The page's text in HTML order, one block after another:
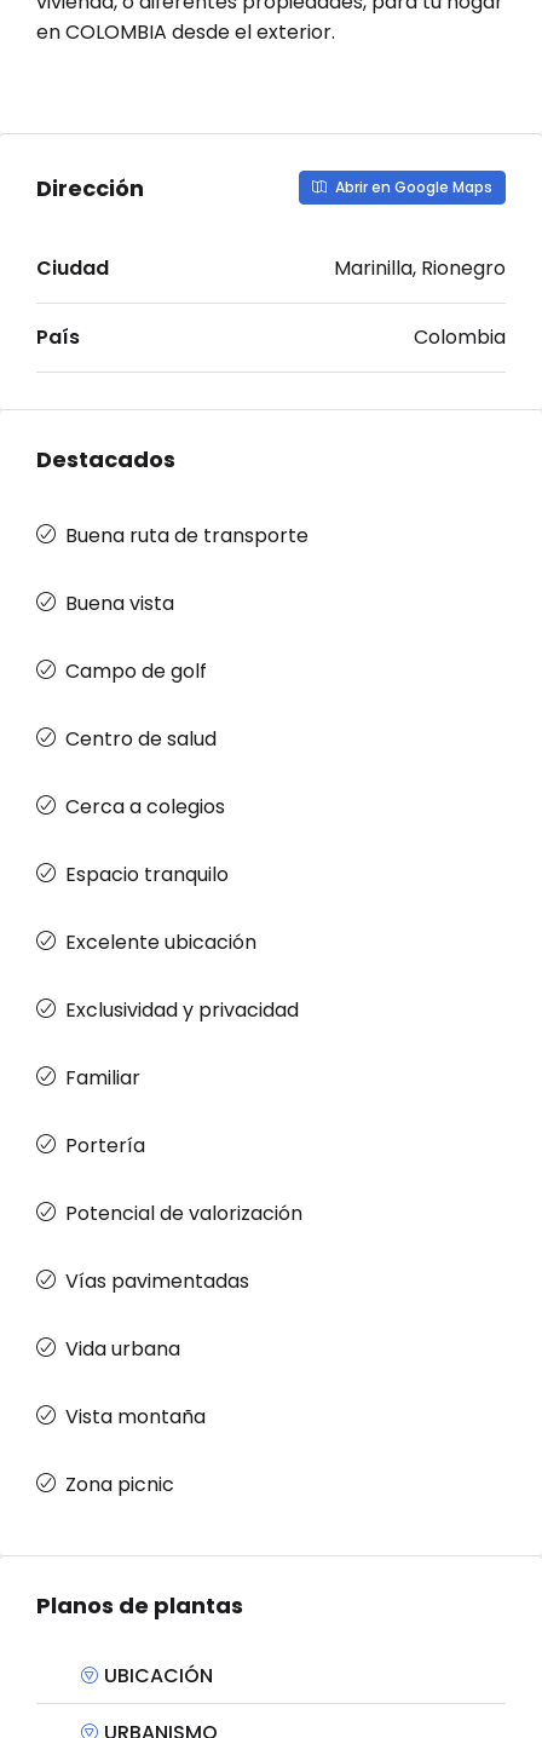
en COLOMBIA desde el exterior.
Dirección Abrir en Google Maps
Ciudad Marinilla, Rionegro
País Colombia
Destacados
Buena ruta de transporte
Buena vista
Campo de golf
Centro de salud
Cerca a colegios
Espacio tranquilo
Excelente ubicación
Exclusividad y privacidad
Familiar
Portería
Potencial de valorización
Vías pavimentadas
Vida urbana
Vista montaña
Zona picnic
Planos de plantas
UBICACIÓN